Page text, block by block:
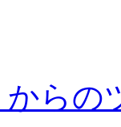
からの